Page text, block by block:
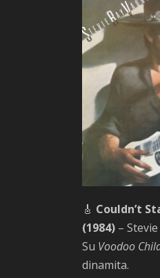
🎸 Couldn’t
(1984) –
Su Voodoo
dinamita.